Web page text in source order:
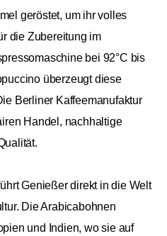
geröstet, um ihr volles
die Zubereitung im
bei 92°C bis
überzeugt diese
Berliner Kaffeemanufaktur
Handel, nachhaltige
Genießer direkt in die Welt
Die Arabicabohnen
und Indien, wo sie auf